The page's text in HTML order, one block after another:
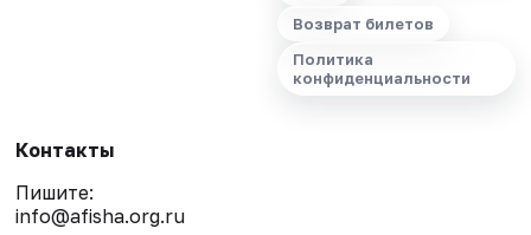
Возврат билетов
Политика
конфиденциальности
Контакты
Пишите:
info@afisha.org.ru